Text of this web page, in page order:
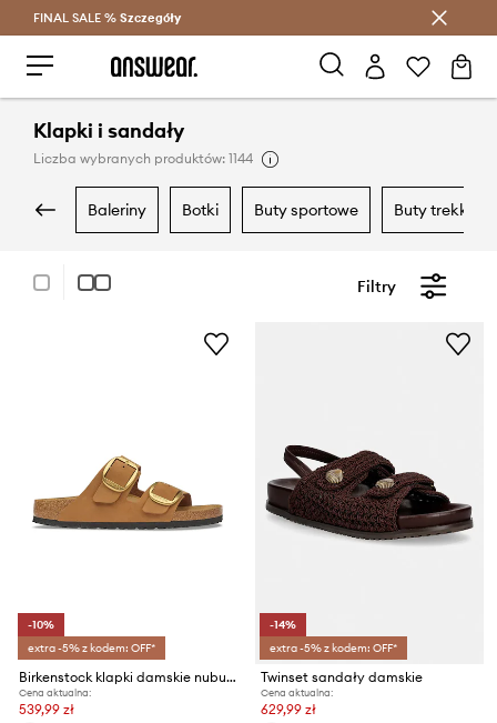
Oszczędzaj z Answear Club >
FINAL SALE % Szczegóły
Klapki i sandały
Liczba wybranych produktów: 1144
baleriny botki buty sportowe buty
Filtry
-10%
extra -5% z kodem: OFF*
Birkenstock klapki damskie nubukowe Arizona Big Buckle Nubuck Leather
Cena aktualna:
539,99 zł
-14%
extra -5% z kodem: OFF*
Twinset sandały damskie
Cena aktualna:
629,99 zł